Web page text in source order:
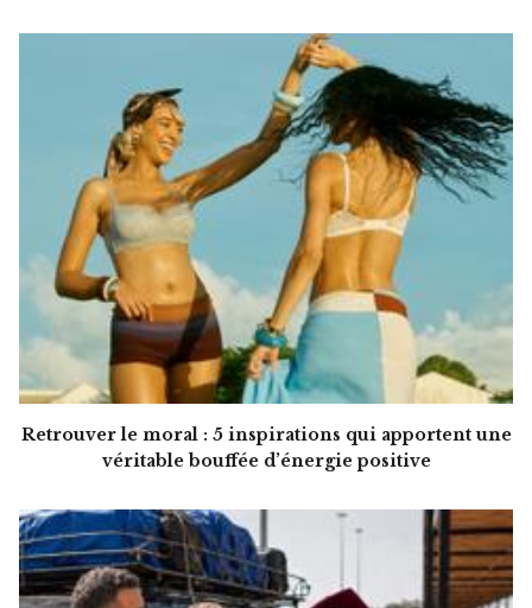
Retrouver le moral : 5 inspirations qui apportent une
véritable bouffée d’énergie positive